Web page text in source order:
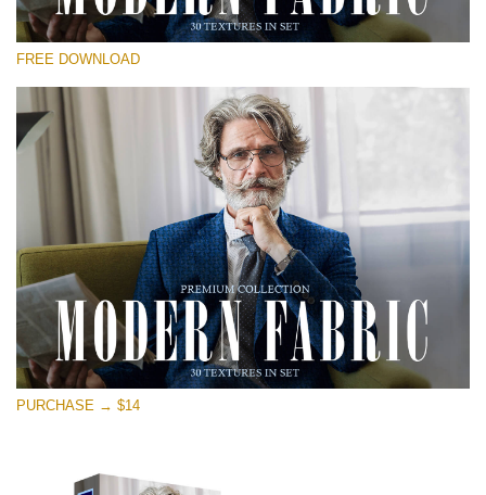
Kérlek, válassz
Small 800*533px
Modern Fabric
(30 Textures)
Large 6000*4000px
Entire Collection
(1783 Overlays)
Large 6000*4000px
Ingyenes letöltés
FREE DOWNLOAD
PURCHASE → $14